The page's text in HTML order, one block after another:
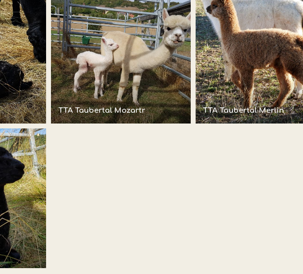
TTA Taubertal Mozartr TTA Taubertal Merlin